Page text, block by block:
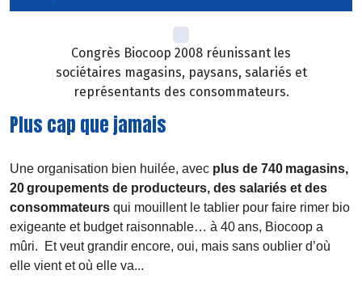
Congrès Biocoop 2008 réunissant les
sociétaires magasins, paysans, salariés et
représentants des consommateurs.
Plus cap que jamais
Une organisation bien huilée, avec plus de 740 magasins,
20groupements de producteurs, des salariés et des
consommateurs qui mouillent le tablier pour faire rimer bio
exigeante et budget raisonnable… à 40ans, Biocoop a
mûri. Et veut grandir encore, oui, mais sans oublier d’où
elle vient et où elle va...